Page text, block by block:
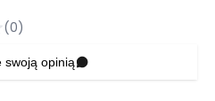
(0)
swoją opinią